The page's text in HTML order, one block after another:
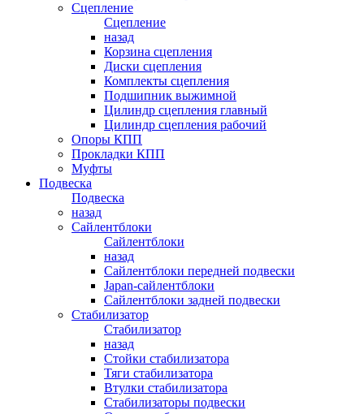
Сцепление
Сцепление
назад
Корзина сцепления
Диски сцепления
Комплекты сцепления
Подшипник выжимной
Цилиндр сцепления главный
Цилиндр сцепления рабочий
Опоры КПП
Прокладки КПП
Муфты
Подвеска
Подвеска
назад
Сайлентблоки
Сайлентблоки
назад
Сайлентблоки передней подвески
Japan-сайлентблоки
Сайлентблоки задней подвески
Стабилизатор
Стабилизатор
назад
Стойки стабилизатора
Тяги стабилизатора
Втулки стабилизатора
Стабилизаторы подвески